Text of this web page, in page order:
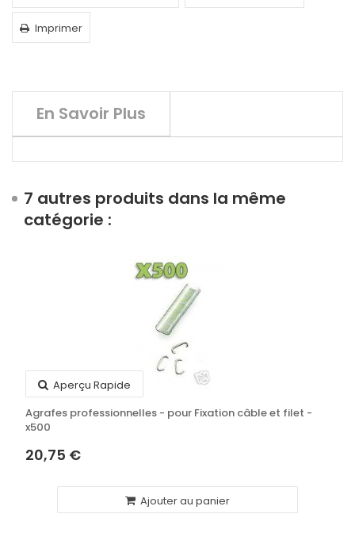
Imprimer
En Savoir Plus
7 autres produits dans la même
catégorie :
Aperçu Rapide
Agrafes professionnelles - pour Fixation câble et filet -
x500
20,75 €
Ajouter au panier